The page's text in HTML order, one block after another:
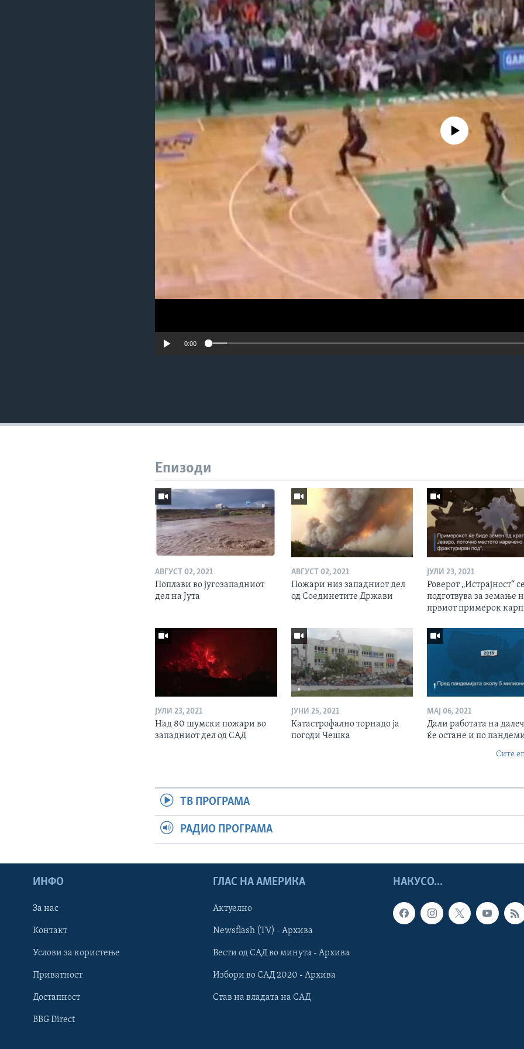
Learning English
НАКУСО...
No media source currently
0:00
Епизоди
АВГУСТ 02, 2021
Поплави во југозападниот
дел на Јута
АВГУСТ 02, 2021
Пожари низ западниот дел
од Соединетите Држави
ЈУЛИ 23, 2021
Роверот „Истрајност“
подготвува за земање
првиот примерок
ЈУЛИ 23, 2021
Над 80 шумски пожари во
западниот дел од САД
ЈУНИ 25, 2021
Катастрофално торнадо ја
погоди Чешка
МАЈ 06, 2021
Дали работата на
ќе остане и по
Сите
ТВ ПРОГРАМА
РАДИО ПРОГРАМА
НАКУСО...
ИНФО
За нас
Контакт
Услови за користење
Приватност
Достапност
BBG Direct
ГЛАС НА АМЕРИКА
Актуелно
Newsflash (TV) - Архива
Вести од САД во минута - Архива
Избори во САД 2020 - Архива
Став на владата на САД